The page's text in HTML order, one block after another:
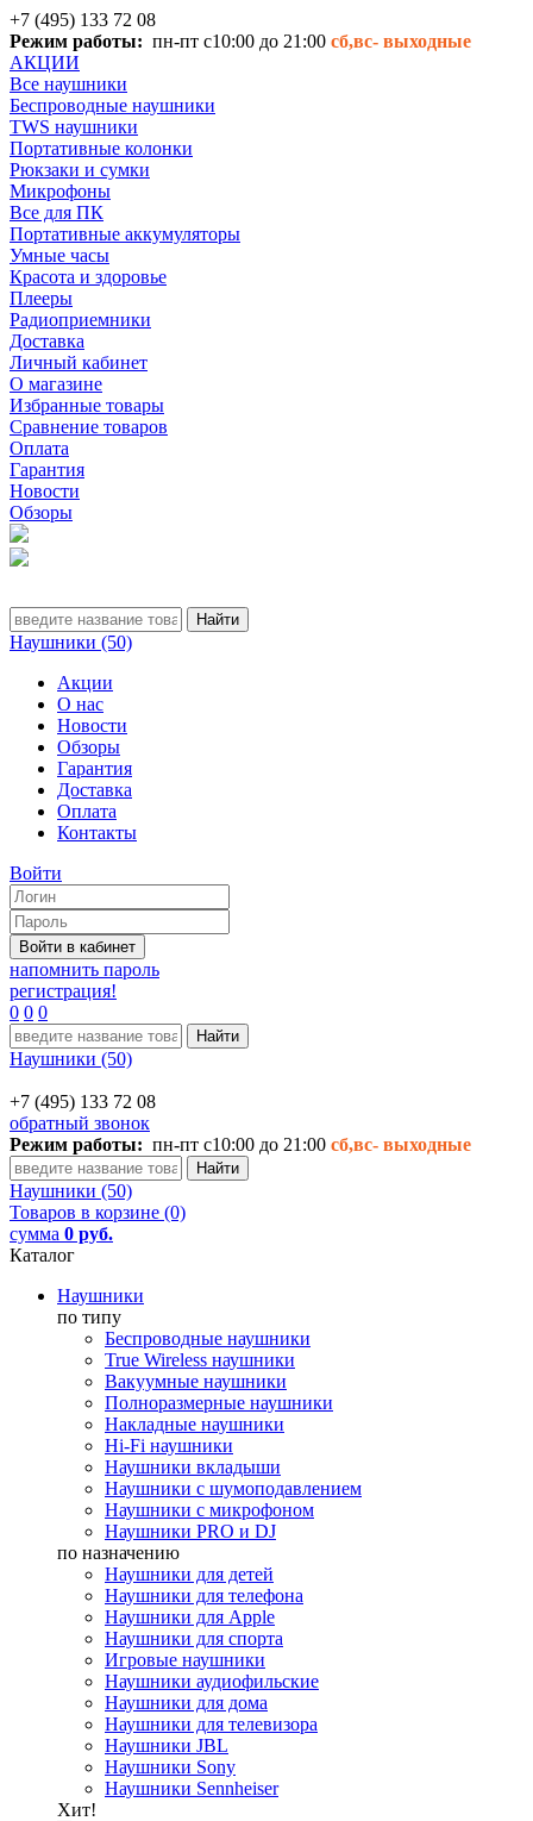
+7 (495) 133 72 08
Режим работы: пн-пт с10:00 до 21:00 сб,вс- выходные
АКЦИИ
Все наушники
Беспроводные наушники
TWS наушники
Портативные колонки
Рюкзаки и сумки
Микрофоны
Все для ПК
Портативные аккумуляторы
Умные часы
Красота и здоровье
Плееры
Радиоприемники
Доставка
Личный кабинет
О магазине
Избранные товары
Сравнение товаров
Оплата
Гарантия
Новости
Обзоры
Наушники (50)
Акции
О нас
Новости
Обзоры
Гарантия
Доставка
Оплата
Контакты
Войти
напомнить пароль
регистрация!
0 0 0
Наушники (50)
+7 (495) 133 72 08
обратный звонок
Режим работы: пн-пт с10:00 до 21:00 сб,вс- выходные
Наушники (50)
Товаров в корзине (0)
сумма 0 руб.
Каталог
Наушники
по типу
Беспроводные наушники
True Wireless наушники
Вакуумные наушники
Полноразмерные наушники
Накладные наушники
Hi-Fi наушники
Наушники вкладыши
Наушники с шумоподавлением
Наушники с микрофоном
Наушники PRO и DJ
по назначению
Наушники для детей
Наушники для телефона
Наушники для Apple
Наушники для спорта
Игровые наушники
Наушники аудиофильские
Наушники для дома
Наушники для телевизора
Наушники JBL
Наушники Sony
Наушники Sennheiser
Хит!